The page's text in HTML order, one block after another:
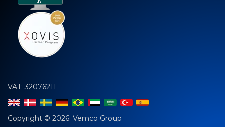
VAT: 32076211
Copyright © 2026. Vemco Group